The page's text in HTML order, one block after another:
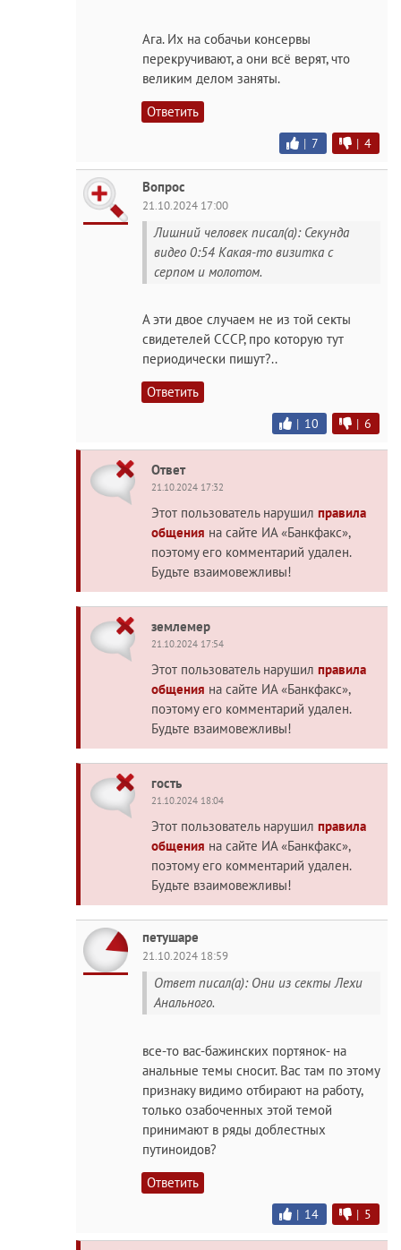
Ага. Их на собачьи консервы
перекручивают, а они всё верят, что
великим делом заняты.
Ответить
| 7 | 4
Вопрос
21.10.2024 17:00
Лишний человек писал(а): Секунда
видео 0:54 Какая-то визитка с
серпом и молотом.
А эти двое случаем не из той секты
свидетелей СССР, про которую тут
периодически пишут?..
Ответить
| 10 | 6
Ответ
21.10.2024 17:32
Этот пользователь нарушил правила
общения на сайте ИА «Банкфакс»,
поэтому его комментарий удален.
Будьте взаимовежливы!
землемер
21.10.2024 17:54
Этот пользователь нарушил правила
общения на сайте ИА «Банкфакс»,
поэтому его комментарий удален.
Будьте взаимовежливы!
гость
21.10.2024 18:04
Этот пользователь нарушил правила
общения на сайте ИА «Банкфакс»,
поэтому его комментарий удален.
Будьте взаимовежливы!
петушаре
21.10.2024 18:59
Ответ писал(а): Они из секты Лехи
Анaльного.
все-то вас-бажинских портянок- на
aнальные темы сносит. Вас там по этому
признаку видимо отбирают на работу,
только озабоченных этой темой
принимают в ряды доблестных
путиноидов?
Ответить
| 14 | 5